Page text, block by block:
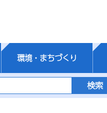
環境・まちづくり